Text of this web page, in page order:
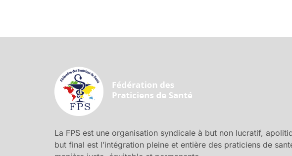
La FPS est une organisation syndicale à but non lucratif,
but final est l’intégration pleine et entière des praticiens de